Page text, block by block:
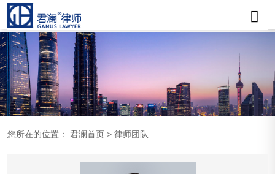
您所在的位置： 君澜首页 > 律师团队